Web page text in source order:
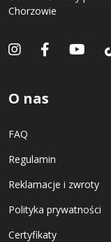
Chorzowie
O nas
FAQ
Regulamin
Reklamacje i zwroty
Polityka prywatności
Certyfikaty